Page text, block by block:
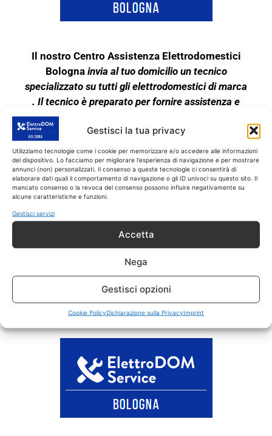
Gestisci la tua privacy
Utilizziamo tecnologie come i cookie per memorizzare e/o accedere alle informazioni
del dispositivo. Lo facciamo per migliorare l'esperienza di navigazione e per mostrare
annunci (non) personalizzati. Il consenso a queste tecnologie ci consentirà di
elaborare dati quali il comportamento di navigazione o gli ID univoci su questo sito. Il
mancato consenso o la revoca del consenso possono influire negativamente su
alcune caratteristiche e funzioni.
Gestisci servizi
Accetta
Nega
Gestisci opzioni
Cookie PolicyDichiarazione sulla PrivacyImprint
Il nostro Centro Assistenza Elettrodomestici
Bologna invia al tuo domicilio un tecnico
specializzato su tutti gli elettrodomestici di marca
. Il tecnico è preparato per fornire assistenza e
riparazione di elettrodomestici di questa marca.
Quindi se il tuo elettrodomestico è rotto, o
funziona male, chiamaci subito!!
Il tecnico interviene SOLO su tutti gli
elettrodomestici fuori garanzia. Il nostro Centro di
Riparazioni Elettrodomestici garantisce
l’assistenza tecnica completa sui grandi
elettrodomestici indipendenti e anche da incasso
di marca. Il servizio di Assistenza a Bologna
elettrodomestici di marca.
L’assistenza tecnica è pertanto su tutti gli
elettrodomestici:lavatrici, asciugatrici,
lavastoviglie, frigoriferi eforni elettrici